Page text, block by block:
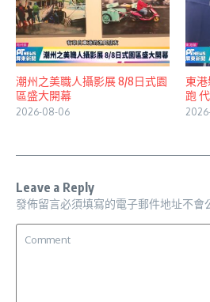
潮州之美職人攝影展 8/8日式園
區盛大開幕
2026-08-06
東
跑
Leave a Reply
發佈留言必須填寫的電子郵件地址不會